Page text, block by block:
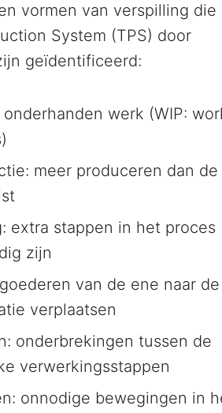
vormen van verspilling die
System (TPS) door
geïdentificeerd:
onderhanden werk (WIP:
meer produceren dan de
extra stappen in het proces
zijn
van de ene naar de
verplaatsen
onderbrekingen tussen de
verwerkingsstappen
onnodige bewegingen in